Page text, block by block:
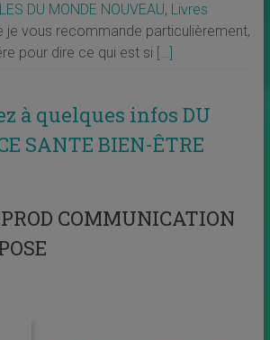
DU MONDE NOUVEAU, Livres
je vous recommande particulièrement,
pour dire ce qui est si […]
à quelques infos DU
SANTE BIEN-ÊTRE
COMMUNICATION